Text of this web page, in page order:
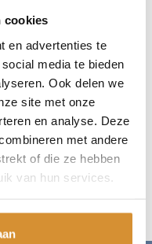
cookies
en advertenties te
media te bieden
Ook delen we
site met onze
en analyse. Deze
met andere
of die ze hebben
van hun services.
speelt
in ons dagelijks leven.